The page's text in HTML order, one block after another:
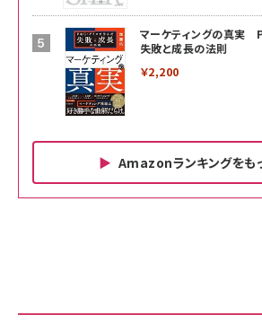
マーケティングの真実
失敗と成長の法則
￥2,200
Amazonランキングをも
￥880
サポート正規品 メーカー
サポート正規品 メーカー